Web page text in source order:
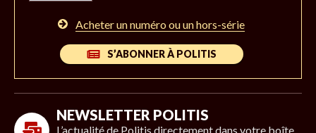
Acheter un numéro ou un hors-série
S’ABONNER À POLITIS
NEWSLETTER POLITIS
L’actualité de Politis directement dans votre boîte